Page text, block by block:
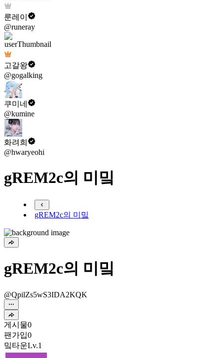
룬레이
@runeray
고갈왕
@gogalking
쿠미네
@kumine
화려희
@hwaryeohi
gREM2c의 미밐
gREM2c의 미밐
gREM2c의 미밐
@QpilZs5wS3IDA2KQK
게시물0
팬가입0
밐타운Lv.1